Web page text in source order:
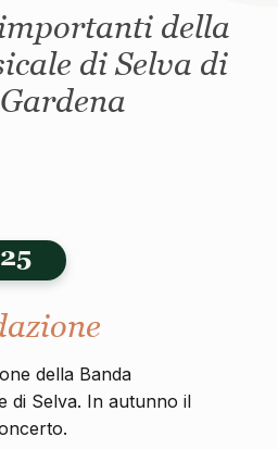
della
di Selva di
della Banda
di Selva. In autunno il